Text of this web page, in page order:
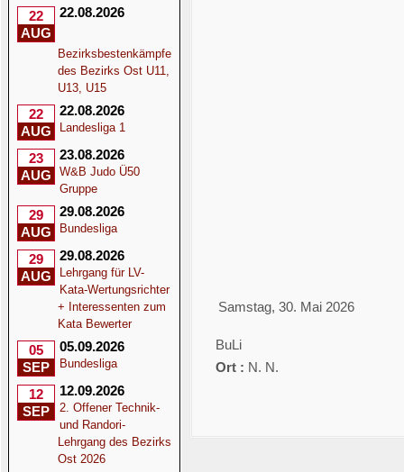
22
AUG
22.08.2026
Bezirksbestenkämpfe
des Bezirks Ost U11,
U13, U15
22
AUG
22.08.2026
Landesliga 1
23
AUG
23.08.2026
W&B Judo Ü50
Gruppe
29
AUG
29.08.2026
Bundesliga
29
AUG
29.08.2026
Lehrgang für LV-
Kata-Wertungsrichter
+ Interessenten zum
Kata Bewerter
05
SEP
05.09.2026
Bundesliga
12
SEP
12.09.2026
2. Offener Technik-
und Randori-
Lehrgang des Bezirks
Ost 2026
Samstag, 30. Mai 2026
BuLi
Ort : N. N.